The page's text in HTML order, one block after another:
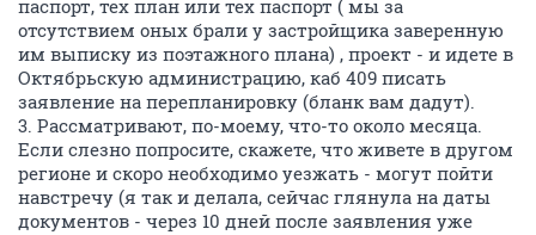
паспорт, тех план или тех паспорт ( мы за
отсутствием оных брали у застройщика заверенную
им выписку из поэтажного плана) , проект - и идете в
Октябрьскую администрацию, каб 409 писать
заявление на перепланировку (бланк вам дадут).
3. Рассматривают, по-моему, что-то около месяца.
Если слезно попросите, скажете, что живете в другом
регионе и скоро необходимо уезжать - могут пойти
навстречу (я так и делала, сейчас глянула на даты
документов - через 10 дней после заявления уже